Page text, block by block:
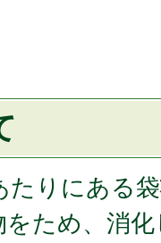
たりにある
ため、消